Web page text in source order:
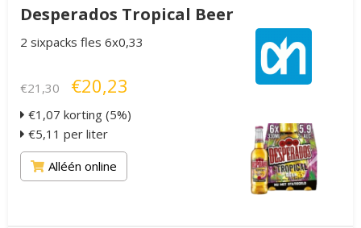
Desperados Tropical Beer
2 sixpacks fles 6x0,33
€21,30 €20,23
€1,07 korting (5%)
€5,11 per liter
Alléén online